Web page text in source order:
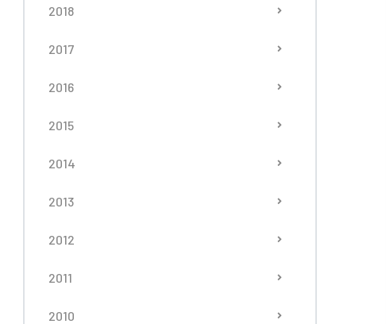
2018
2017
2016
2015
2014
2013
2012
2011
2010